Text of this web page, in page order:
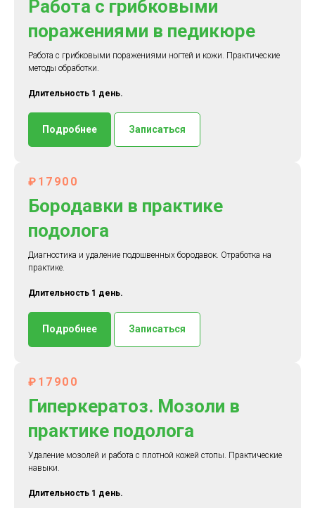
Работа с грибковыми
поражениями в педикюре
Работа с грибковыми поражениями ногтей и кожи. Практические
методы обработки.
Длительность 1 день.
Подробнее Записаться
₽17900
Бородавки в практике
подолога
Диагностика и удаление подошвенных бородавок. Отработка на
практике.
Длительность 1 день.
Подробнее Записаться
₽17900
Гиперкератоз. Мозоли в
практике подолога
Удаление мозолей и работа с плотной кожей стопы. Практические
навыки.
Длительность 1 день.